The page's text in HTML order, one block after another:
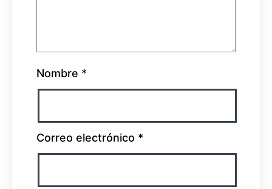
Nombre *
Correo electrónico *